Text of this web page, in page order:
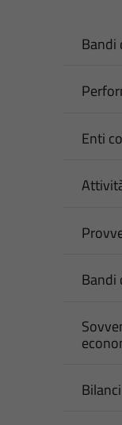
Bandi
Enti
Bandi
Bilanci